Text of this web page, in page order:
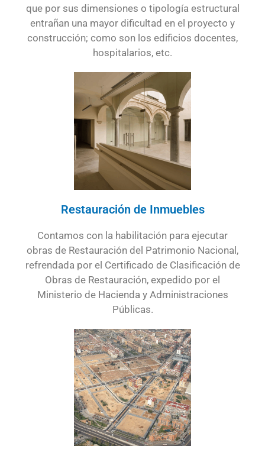
que por sus dimensiones o tipología estructural
entrañan una mayor dificultad en el proyecto y
construcción; como son los edificios docentes,
hospitalarios, etc.
Restauración de Inmuebles
Contamos con la habilitación para ejecutar
obras de Restauración del Patrimonio Nacional,
refrendada por el Certificado de Clasificación de
Obras de Restauración, expedido por el
Ministerio de Hacienda y Administraciones
Públicas.